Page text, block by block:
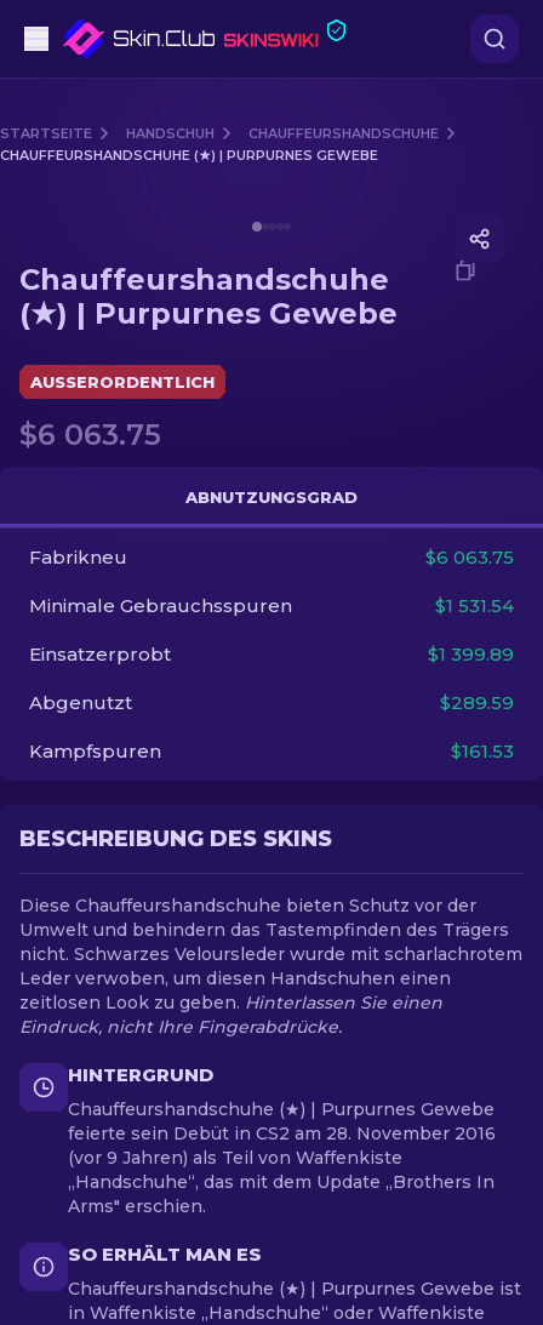
Mittelklasse
Scharfschützengewehr
Handschuh
Andere
DE
STARTSEITE HANDSCHUH
CHAUFFEURSHANDSCHUHE
CHAUFFEURSHANDSCHUHE (★) | PURPURNES GEWEBE
Chauffeurshandschuhe
(★) | Purpurnes Gewebe
AUSSERORDENTLICH
$6 063.75
ABNUTZUNGSGRAD
Fabrikneu $6 063.75
Minimale Gebrauchsspuren $1 531.54
Einsatzerprobt $1 399.89
Abgenutzt $289.59
Kampfspuren $161.53
BESCHREIBUNG DES SKINS
Diese Chauffeurshandschuhe bieten Schutz vor der
Umwelt und behindern das Tastempfinden des Trägers
nicht. Schwarzes Veloursleder wurde mit scharlachrotem
Leder verwoben, um diesen Handschuhen einen
zeitlosen Look zu geben. Hinterlassen Sie einen
Eindruck, nicht Ihre Fingerabdrücke.
HINTERGRUND
Chauffeurshandschuhe (★) | Purpurnes Gewebe
feierte sein Debüt in CS2 am 28. November 2016
(vor 9 Jahren) als Teil von Waffenkiste
„Handschuhe“, das mit dem Update „Brothers In
Arms" erschien.
SO ERHÄLT MAN ES
Chauffeurshandschuhe (★) | Purpurnes Gewebe ist
in Waffenkiste „Handschuhe“ oder Waffenkiste